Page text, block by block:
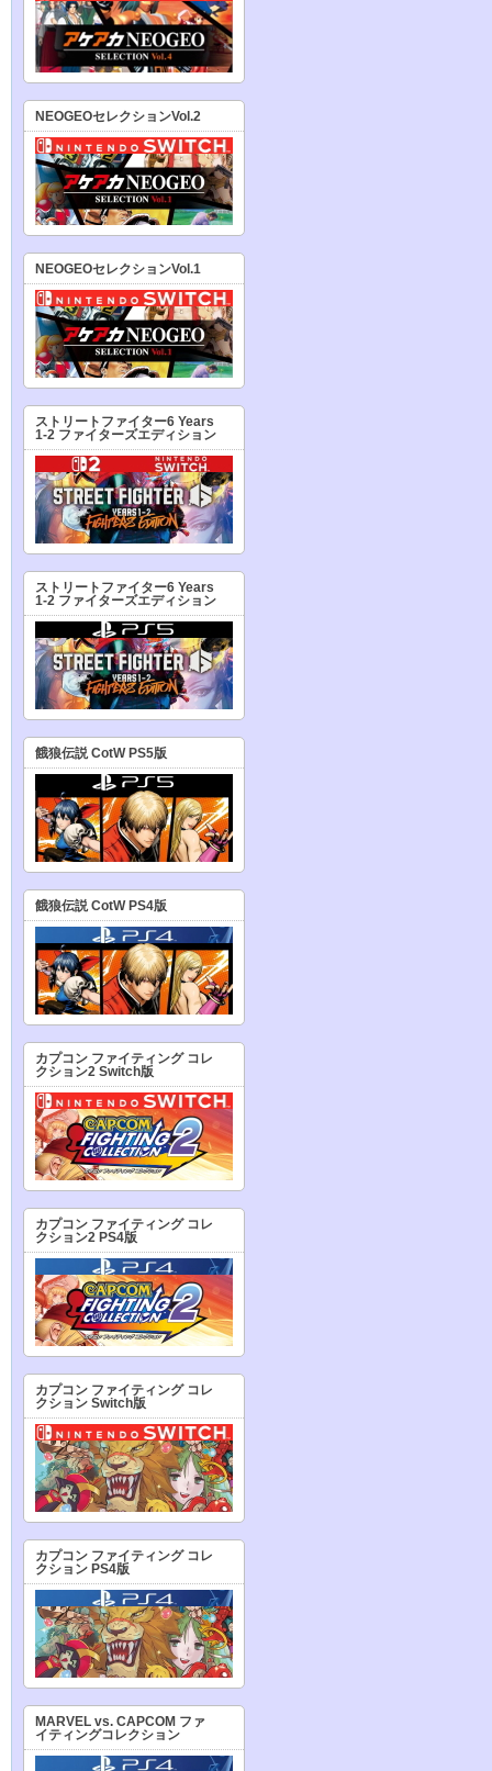
NEOGEOセレクションVol.2
NEOGEOセレクションVol.1
ストリートファイター6 Years
1-2 ファイターズエディション
ストリートファイター6 Years
1-2 ファイターズエディション
餓狼伝説 CotW PS5版
餓狼伝説 CotW PS4版
カプコン ファイティング コレ
クション2 Switch版
カプコン ファイティング コレ
クション2 PS4版
カプコン ファイティング コレ
クション Switch版
カプコン ファイティング コレ
クション PS4版
MARVEL vs. CAPCOM ファ
イティングコレクション